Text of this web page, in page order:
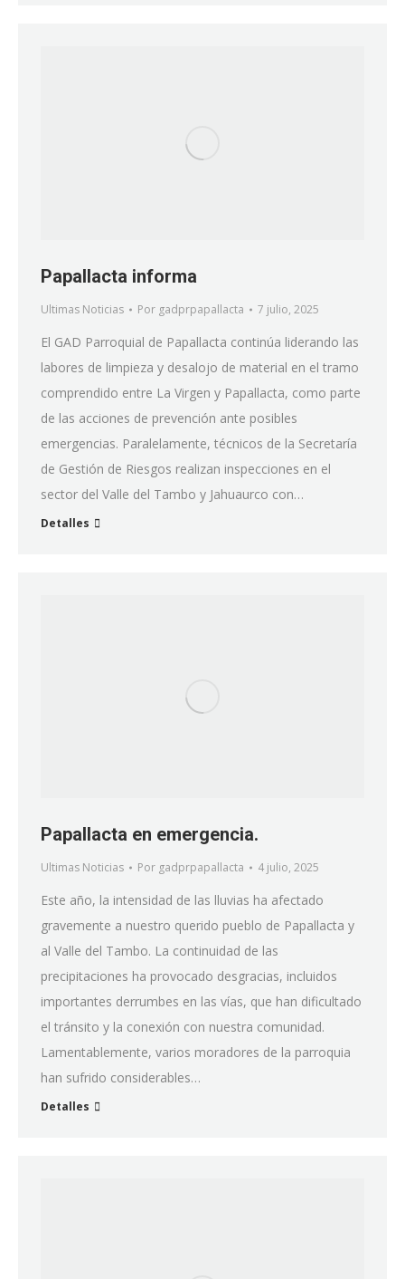
Papallacta informa
Ultimas Noticias Por gadprpapallacta 7 julio, 2025
El GAD Parroquial de Papallacta continúa liderando las
labores de limpieza y desalojo de material en el tramo
comprendido entre La Virgen y Papallacta, como parte
de las acciones de prevención ante posibles
emergencias. Paralelamente, técnicos de la Secretaría
de Gestión de Riesgos realizan inspecciones en el
sector del Valle del Tambo y Jahuaurco con…
Detalles
Papallacta en emergencia.
Ultimas Noticias Por gadprpapallacta 4 julio, 2025
Este año, la intensidad de las lluvias ha afectado
gravemente a nuestro querido pueblo de Papallacta y
al Valle del Tambo. La continuidad de las
precipitaciones ha provocado desgracias, incluidos
importantes derrumbes en las vías, que han dificultado
el tránsito y la conexión con nuestra comunidad.
Lamentablemente, varios moradores de la parroquia
han sufrido considerables…
Detalles